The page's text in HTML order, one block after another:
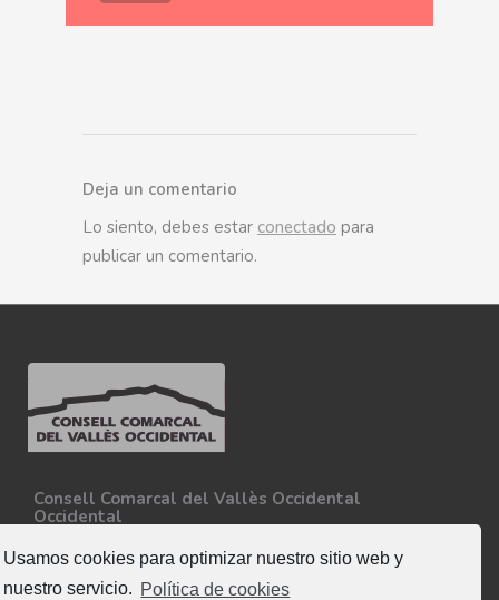
Usamos cookies para optimizar nuestro sitio web y
nuestro servicio. Política de cookies
Deja un comentario
Lo siento, debes estar conectado para
publicar un comentario.
Consell Comarcal del Vallès Occidental
Occidental
08227 - Terrassa
Tel. 93 727 35 34